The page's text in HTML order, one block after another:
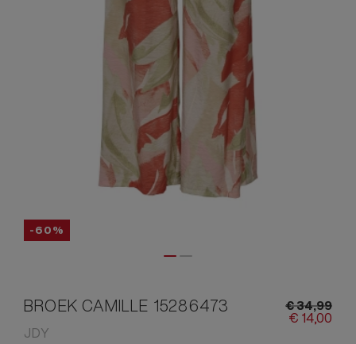
-60%
BROEK CAMILLE 15286473
JDY
€34,99
€ 14,00